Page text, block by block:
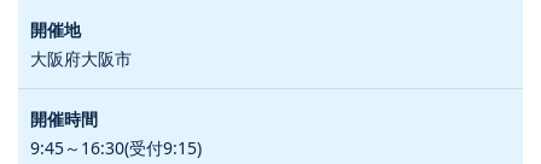
大阪府大阪市
9:45～16:30(受付9:15)